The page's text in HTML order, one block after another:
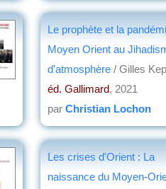
Le prophète et la
Moyen Orient au
d'atmosphère / Gilles
éd. Gallimard, 2021
par Christian Lochon
Les crises d'Orient : La
naissance du Moyen-